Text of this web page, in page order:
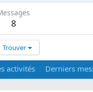
8
Trouver
activités Derniers